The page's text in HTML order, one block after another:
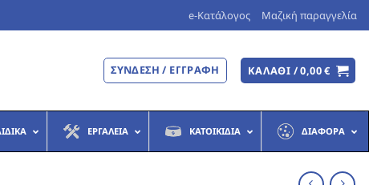
e-Κατάλογος Μαζική παραγγελία
ΣΎΝΔΕΣΗ / ΕΓΓΡΑΦΉ ΚΑΛΆΘΙ /0,00€
ΕΡΓΑΛΕΊΑ ΚΑΤΟΙΚΊΔΙΑ ΔΙΆΦΟΡΑ